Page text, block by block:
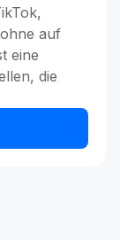
auf
eine
die